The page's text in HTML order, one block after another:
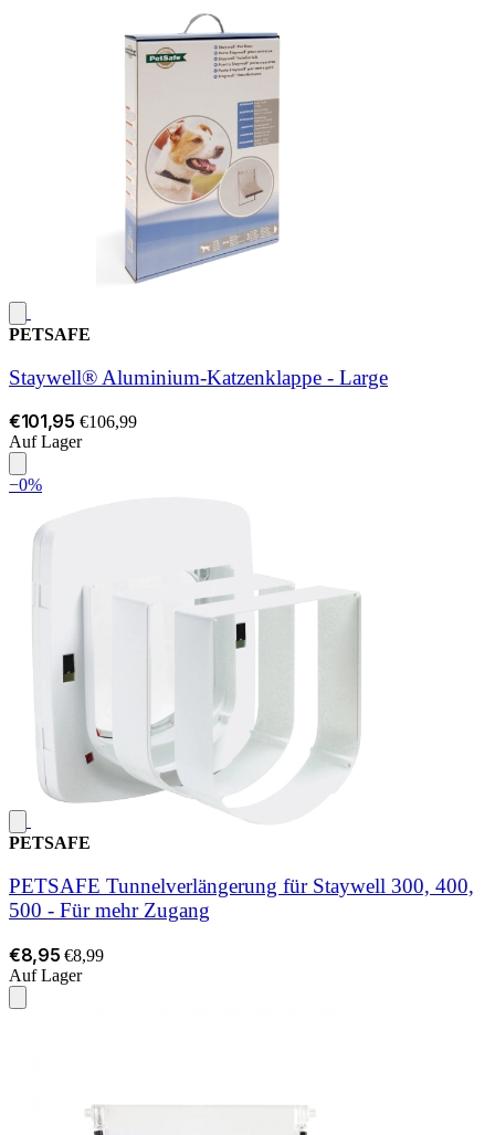
PETSAFE
Staywell® Aluminium-Katzenklappe - Large
€101,95 €106,99
Auf Lager
−0%
PETSAFE
PETSAFE Tunnelverlängerung für Staywell 300, 400,
500 - Für mehr Zugang
€8,95 €8,99
Auf Lager